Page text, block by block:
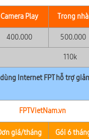
Camera Play Trong nhà
400.000 500.000
110k
Internet FPT hỗ trợ
FPTVietNam.vn
giá/tháng Gói 6